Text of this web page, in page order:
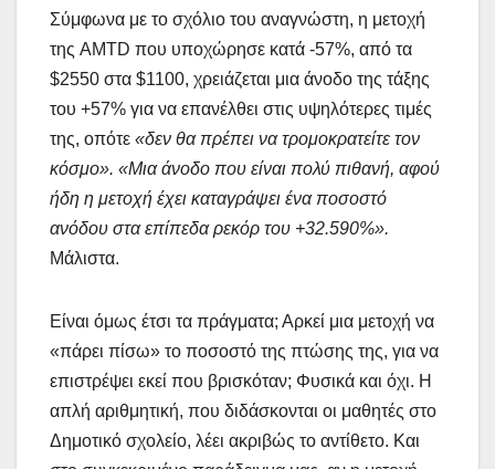
Σύμφωνα με το σχόλιο του αναγνώστη, η μετοχή
της AMTD που υποχώρησε κατά -57%, από τα
$2550 στα $1100, χρειάζεται μια άνοδο της τάξης
του +57% για να επανέλθει στις υψηλότερες τιμές
της, οπότε «δεν θα πρέπει να τρομοκρατείτε τον
κόσμο». «Μια άνοδο που είναι πολύ πιθανή, αφού
ήδη η μετοχή έχει καταγράψει ένα ποσοστό
ανόδου στα επίπεδα ρεκόρ του +32.590%».
Μάλιστα.
Είναι όμως έτσι τα πράγματα; Αρκεί μια μετοχή να
«πάρει πίσω» το ποσοστό της πτώσης της, για να
επιστρέψει εκεί που βρισκόταν; Φυσικά και όχι. Η
απλή αριθμητική, που διδάσκονται οι μαθητές στο
Δημοτικό σχολείο, λέει ακριβώς το αντίθετο. Και